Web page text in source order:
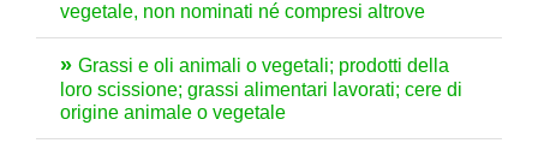
vegetale, non nominati né compresi altrove
Grassi e oli animali o vegetali; prodotti della
loro scissione; grassi alimentari lavorati; cere di
origine animale o vegetale